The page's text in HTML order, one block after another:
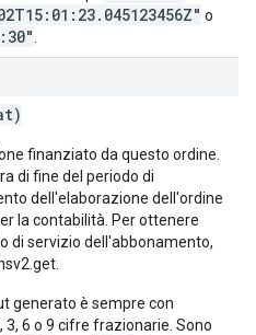
o
finanziato da questo ordine.
di fine del periodo di
dell'elaborazione dell'ordine
la contabilità. Per ottenere
di servizio dell'abbonamento,
generato è sempre con
6 o 9 cifre frazionarie. Sono